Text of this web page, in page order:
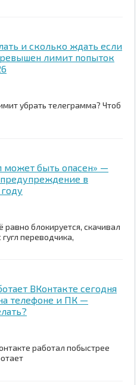
и сколько ждать если
лимит попыток
убрать телеграмма? Чтоб
может быть опасен» —
в
равно блокируется, скачивал
переводчика,
ВКонтакте сегодня
телефоне и ПК —
работал побыстрее